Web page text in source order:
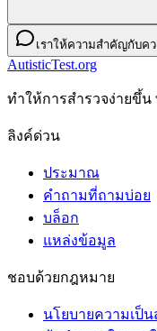
เราให้ความสำคัญกับ
AutisticTest.org
ทําให้การสํารวจง่ายขึ้
ลิงค์ด่วน
ประมาณ
คำถามที่ถามบ่อย
บล็อก
แหล่งข้อมูล
ชอบด้วยกฎหมาย
นโยบายความเป็